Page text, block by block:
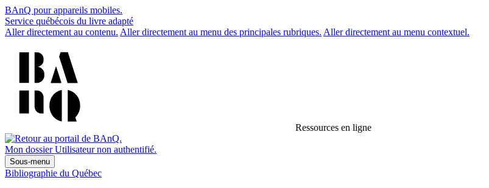
BAnQ pour appareils mobiles.
Service québécois du livre adapté
Aller directement au contenu. Aller directement au menu des principales rubriques. Aller directement au menu contextuel.
Ressources en ligne
Mon dossier Utilisateur non authentifié.
Sous-menu
Bibliographie du Québec